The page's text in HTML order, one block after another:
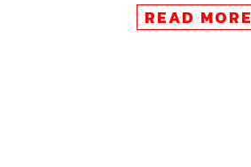
กันเอง เพื่อให้เขาผลิตสินค้าไม่ทัน สิน
เมื่อเราใช้เต็มที่​ เหลือเท่าไหร่ก็ขายเมื
READ MORE